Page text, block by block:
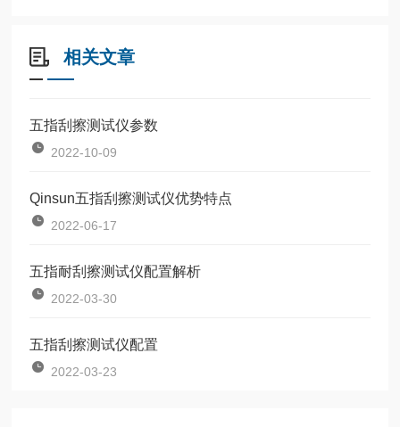
相关文章
五指刮擦测试仪参数
2022-10-09
Qinsun五指刮擦测试仪优势特点
2022-06-17
五指耐刮擦测试仪配置解析
2022-03-30
五指刮擦测试仪配置
2022-03-23